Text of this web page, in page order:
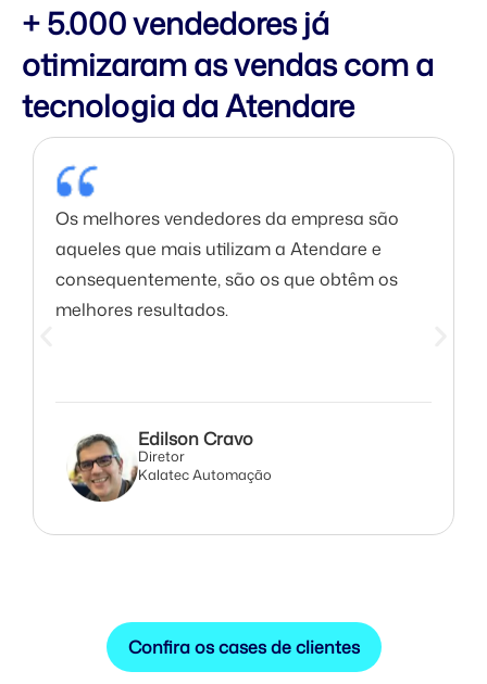
+ 5.000 vendedores já
otimizaram as vendas com a
tecnologia da Atendare
Os melhores vendedores da empresa são
aqueles que mais utilizam a Atendare e
consequentemente, são os que obtêm os
melhores resultados.
Edilson Cravo
Diretor
Kalatec Automação
Confira os cases de clientes